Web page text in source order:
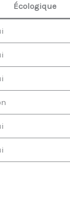
Écologique